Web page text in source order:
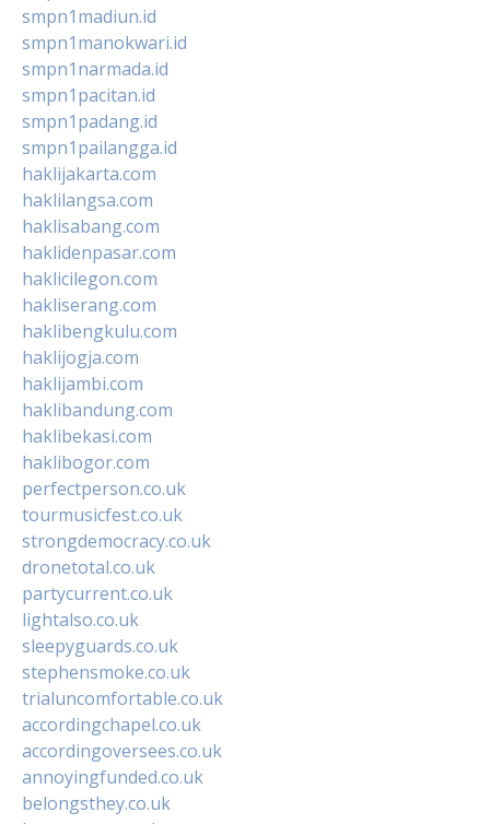
smpn1madiun.id
smpn1manokwari.id
smpn1narmada.id
smpn1pacitan.id
smpn1padang.id
smpn1pailangga.id
haklijakarta.com
haklilangsa.com
haklisabang.com
haklidenpasar.com
haklicilegon.com
hakliserang.com
haklibengkulu.com
haklijogja.com
haklijambi.com
haklibandung.com
haklibekasi.com
haklibogor.com
perfectperson.co.uk
tourmusicfest.co.uk
strongdemocracy.co.uk
dronetotal.co.uk
partycurrent.co.uk
lightalso.co.uk
sleepyguards.co.uk
stephensmoke.co.uk
trialuncomfortable.co.uk
accordingchapel.co.uk
accordingoversees.co.uk
annoyingfunded.co.uk
belongsthey.co.uk